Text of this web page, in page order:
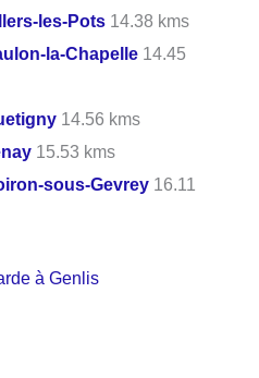
les-Pots 14.38 kms
la-Chapelle 14.45
14.56 kms
15.53 kms
sous-Gevrey 16.11
à Genlis